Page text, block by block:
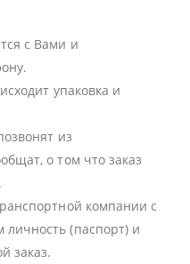
с Вами и
упаковка и
из
о том что заказ
компании с
(паспорт) и
заказ.